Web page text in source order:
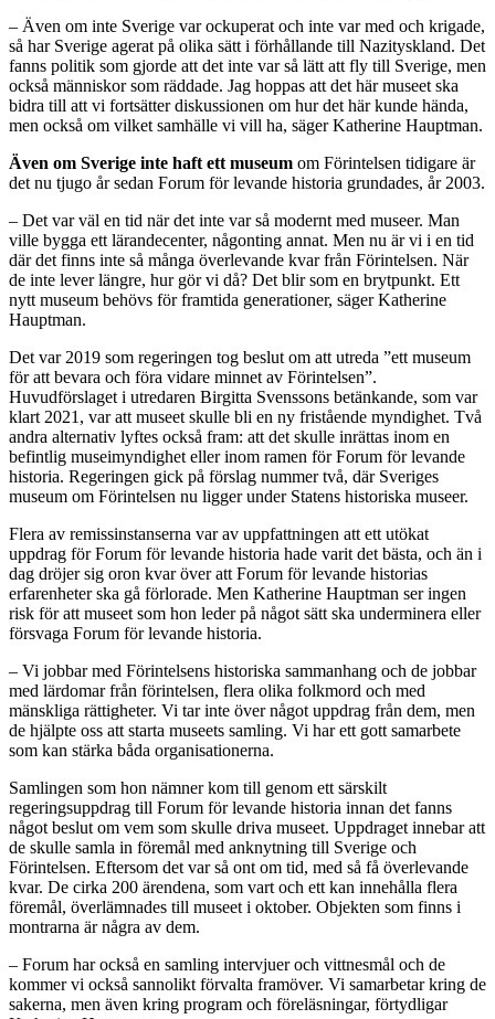
– Även om inte Sverige var ockuperat och inte var med och krigade,
så har Sverige agerat på olika sätt i förhållande till Nazityskland. Det
fanns politik som gjorde att det inte var så lätt att fly till Sverige, men
också människor som räddade. Jag hoppas att det här museet ska
bidra till att vi fortsätter diskussionen om hur det här kunde hända,
men också om vilket samhälle vi vill ha, säger Katherine Hauptman.
Även om Sverige inte haft ett museum om Förintelsen tidigare är
det nu tjugo år sedan Forum för levande historia grundades, år 2003.
– Det var väl en tid när det inte var så modernt med museer. Man
ville bygga ett lärandecenter, någonting annat. Men nu är vi i en tid
där det finns inte så många överlevande kvar från Förintelsen. När
de inte lever längre, hur gör vi då? Det blir som en brytpunkt. Ett
nytt museum behövs för framtida generationer, säger Katherine
Hauptman.
Det var 2019 som regeringen tog beslut om att utreda ”ett museum
för att bevara och föra vidare minnet av Förintelsen”.
Huvudförslaget i utredaren Birgitta Svenssons betänkande, som var
klart 2021, var att museet skulle bli en ny fristående myndighet. Två
andra alternativ lyftes också fram: att det skulle inrättas inom en
befintlig museimyndighet eller inom ramen för Forum för levande
historia. Regeringen gick på förslag nummer två, där Sveriges
museum om Förintelsen nu ligger under Statens historiska museer.
Flera av remissinstanserna var av uppfattningen att ett utökat
uppdrag för Forum för levande historia hade varit det bästa, och än i
dag dröjer sig oron kvar över att Forum för levande historias
erfarenheter ska gå förlorade. Men Katherine Hauptman ser ingen
risk för att museet som hon leder på något sätt ska underminera eller
försvaga Forum för levande historia.
– Vi jobbar med Förintelsens historiska sammanhang och de jobbar
med lärdomar från förintelsen, flera olika folkmord och med
mänskliga rättigheter. Vi tar inte över något uppdrag från dem, men
de hjälpte oss att starta museets samling. Vi har ett gott samarbete
som kan stärka båda organisationerna.
Samlingen som hon nämner kom till genom ett särskilt
regeringsuppdrag till Forum för levande historia innan det fanns
något beslut om vem som skulle driva museet. Uppdraget innebar att
de skulle samla in föremål med anknytning till Sverige och
Förintelsen. Eftersom det var så ont om tid, med så få överlevande
kvar. De cirka 200 ärendena, som vart och ett kan innehålla flera
föremål, överlämnades till museet i oktober. Objekten som finns i
montrarna är några av dem.
– Forum har också en samling intervjuer och vittnesmål och de
kommer vi också sannolikt förvalta framöver. Vi samarbetar kring de
sakerna, men även kring program och föreläsningar, förtydligar